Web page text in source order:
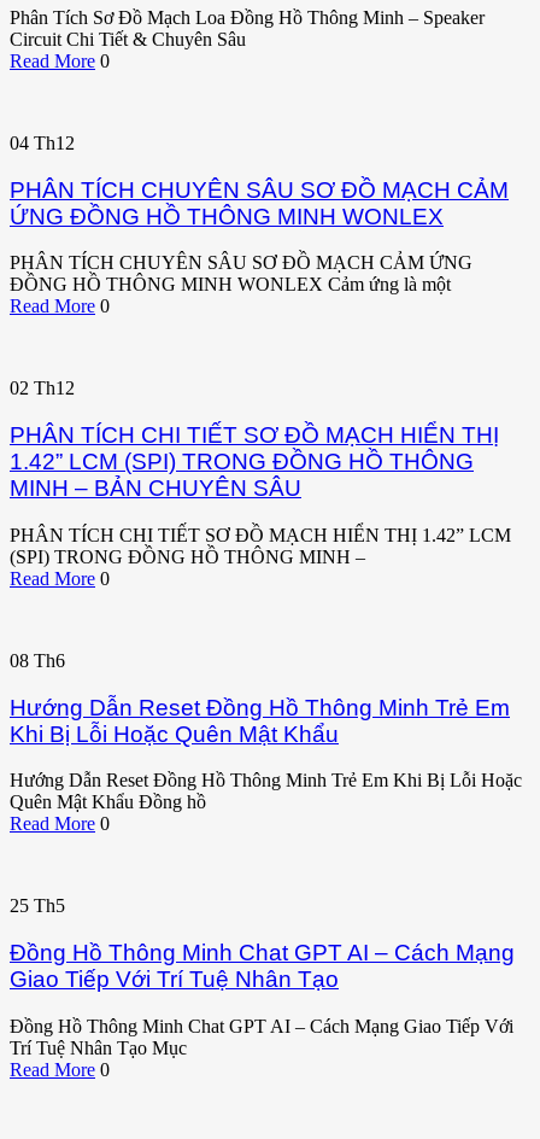
Phân Tích Sơ Đồ Mạch Loa Đồng Hồ Thông Minh – Speaker
Circuit Chi Tiết & Chuyên Sâu
Read More 0
04 Th12
PHÂN TÍCH CHUYÊN SÂU SƠ ĐỒ MẠCH CẢM
ỨNG ĐỒNG HỒ THÔNG MINH WONLEX
PHÂN TÍCH CHUYÊN SÂU SƠ ĐỒ MẠCH CẢM ỨNG
ĐỒNG HỒ THÔNG MINH WONLEX Cảm ứng là một
Read More 0
02 Th12
PHÂN TÍCH CHI TIẾT SƠ ĐỒ MẠCH HIỂN THỊ
1.42” LCM (SPI) TRONG ĐỒNG HỒ THÔNG
MINH – BẢN CHUYÊN SÂU
PHÂN TÍCH CHI TIẾT SƠ ĐỒ MẠCH HIỂN THỊ 1.42” LCM
(SPI) TRONG ĐỒNG HỒ THÔNG MINH –
Read More 0
08 Th6
Hướng Dẫn Reset Đồng Hồ Thông Minh Trẻ Em
Khi Bị Lỗi Hoặc Quên Mật Khẩu
Hướng Dẫn Reset Đồng Hồ Thông Minh Trẻ Em Khi Bị Lỗi Hoặc
Quên Mật Khẩu Đồng hồ
Read More 0
25 Th5
Đồng Hồ Thông Minh Chat GPT AI – Cách Mạng
Giao Tiếp Với Trí Tuệ Nhân Tạo
Đồng Hồ Thông Minh Chat GPT AI – Cách Mạng Giao Tiếp Với
Trí Tuệ Nhân Tạo Mục
Read More 0